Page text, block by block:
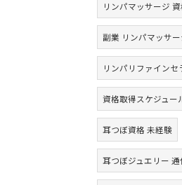
リンパマッサージ
副業 リンパマッサ
リンパリファインセ
資格取得スケジュー
耳つぼ資格 未経験
耳つぼジュエリー